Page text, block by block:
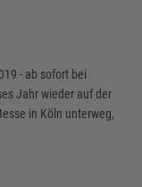
- ab sofort bei
Jahr wieder auf der
in Köln unterweg,